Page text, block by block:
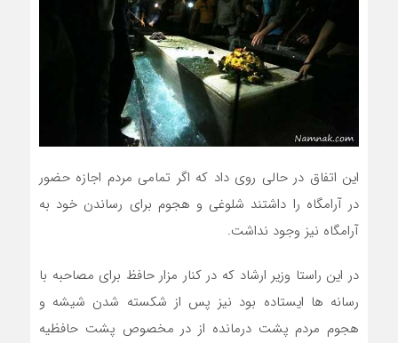
این اتفاق در حالی روی داد که اگر تمامی مردم اجازه حضور
در آرامگاه را داشتند شلوغی و هجوم برای رساندن خود به
آرامگاه نیز وجود نداشت.
در این راستا وزیر ارشاد که در کنار مزار حافظ برای مصاحبه با
رسانه ها ایستاده بود نیز پس از شکسته شدن شیشه و
هجوم مردم پشت درمانده از در مخصوص پشت حافظیه